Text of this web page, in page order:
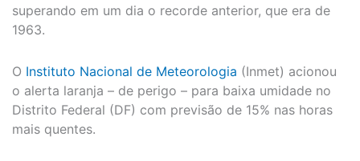
superando em um dia o recorde anterior, que era de
1963.
O Instituto Nacional de Meteorologia (Inmet) acionou
o alerta laranja – de perigo – para baixa umidade no
Distrito Federal (DF) com previsão de 15% nas horas
mais quentes.